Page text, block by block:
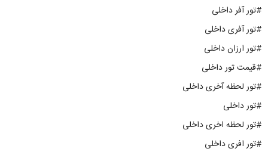
#تور آفر داخلی
#تور آفری داخلی
#تور ارزان داخلی
#قیمت تور داخلی
#تور لحظه آخری داخلی
#تور داخلی
#تور لحظه اخری داخلی
#تور افری داخلی